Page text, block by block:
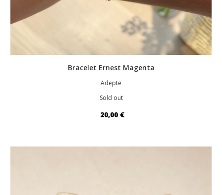
Bracelet Ernest Magenta
Adepte
Sold out
20,00 €